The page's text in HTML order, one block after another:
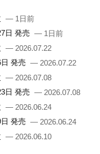
— 1日前
日 発売 — 1日前
— 2026.07.22
発売 — 2026.07.22
— 2026.07.08
日 発売 — 2026.07.08
— 2026.06.24
発売 — 2026.06.24
— 2026.06.10